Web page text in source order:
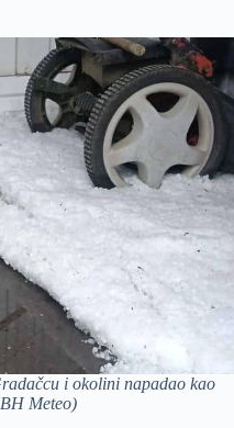
i okolini napadao kao
Meteo)